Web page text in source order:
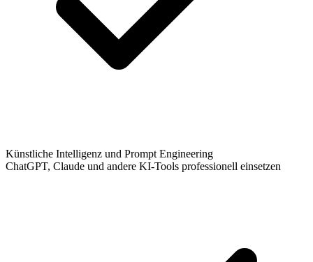
Künstliche Intelligenz und Prompt Engineering
ChatGPT, Claude und andere KI-Tools professionell einsetzen